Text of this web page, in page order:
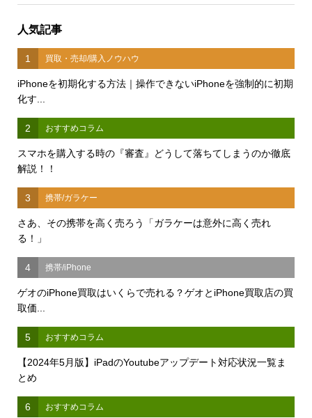
人気記事
1 買取・売却/購入ノウハウ
iPhoneを初期化する方法｜操作できないiPhoneを強制的に初期
化す...
2 おすすめコラム
スマホを購入する時の『審査』どうして落ちてしまうのか徹底
解説！！
3 携帯/ガラケー
さあ、その携帯を高く売ろう「ガラケーは意外に高く売れ
る！」
4 携帯/iPhone
ゲオのiPhone買取はいくらで売れる？ゲオとiPhone買取店の買
取価...
5 おすすめコラム
【2024年5月版】iPadのYoutubeアップデート対応状況一覧ま
とめ
6 おすすめコラム